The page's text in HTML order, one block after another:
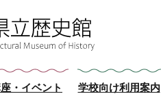
・イベント 学校向け利用案内